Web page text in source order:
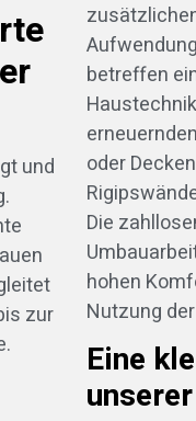
und
zur
betreffen
oder Decken. Das Einziehen von Leichtbau-
Die
hohen
Nutzung
Eine